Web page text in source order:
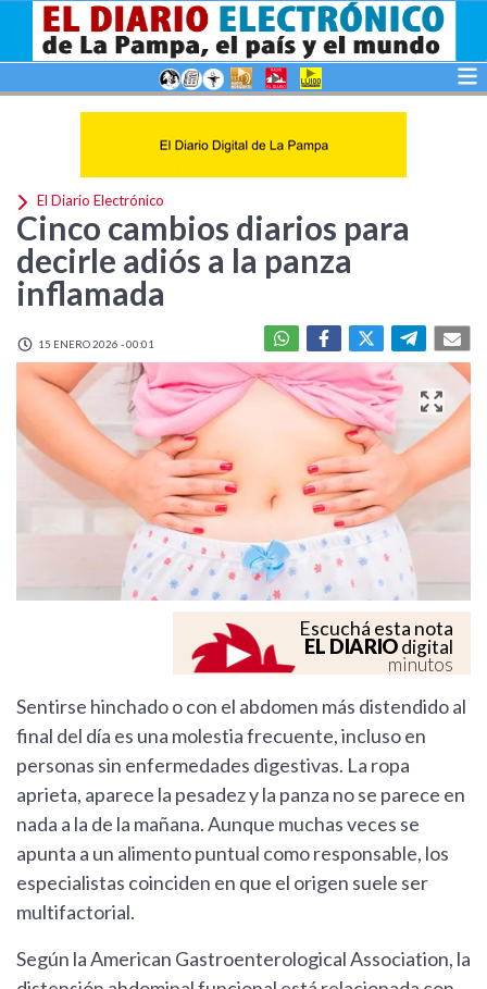
El Diario Electrónico
Cinco cambios diarios para
decirle adiós a la panza
inflamada
15 ENERO 2026 - 00:01
Escuchá esta nota
EL DIARIOdigital
minutos
Sentirse hinchado o con el abdomen más distendido al
final del día es una molestia frecuente, incluso en
personas sin enfermedades digestivas. La ropa
aprieta, aparece la pesadez y la panza no se parece en
nada a la de la mañana. Aunque muchas veces se
apunta a un alimento puntual como responsable, los
especialistas coinciden en que el origen suele ser
multifactorial.
Según la American Gastroenterological Association, la